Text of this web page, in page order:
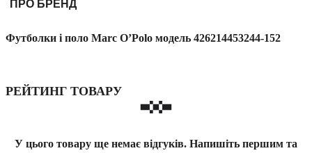
ПРО БРЕНД
Футболки і поло Marc O’Polo модель 426214453244-152
РЕЙТИНГ ТОВАРУ
У цього товару ще немає відгуків. Напишіть першим та